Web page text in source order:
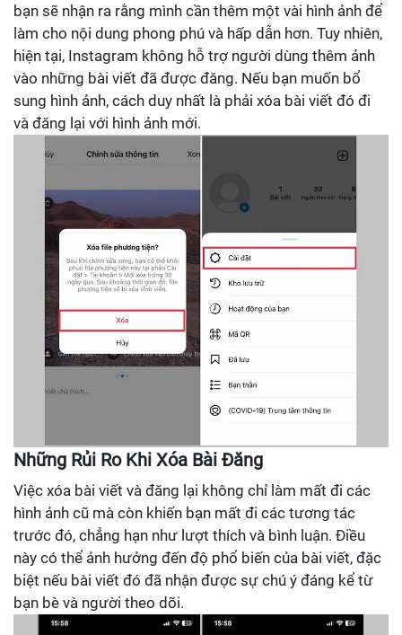
bạn sẽ nhận ra rằng mình cần thêm một vài hình ảnh để
làm cho nội dung phong phú và hấp dẫn hơn. Tuy nhiên,
hiện tại, Instagram không hỗ trợ người dùng thêm ảnh
vào những bài viết đã được đăng. Nếu bạn muốn bổ
sung hình ảnh, cách duy nhất là phải xóa bài viết đó đi
và đăng lại với hình ảnh mới.
Những Rủi Ro Khi Xóa Bài Đăng
Việc xóa bài viết và đăng lại không chỉ làm mất đi các
hình ảnh cũ mà còn khiến bạn mất đi các tương tác
trước đó, chẳng hạn như lượt thích và bình luận. Điều
này có thể ảnh hưởng đến độ phổ biến của bài viết, đặc
biệt nếu bài viết đó đã nhận được sự chú ý đáng kể từ
bạn bè và người theo dõi.